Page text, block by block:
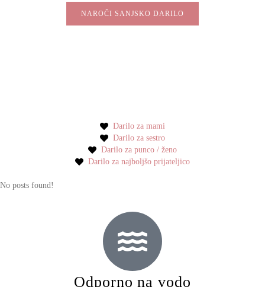
NAROČI SANJSKO DARILO
Darilo za mami
Darilo za sestro
Darilo za punco / ženo
Darilo za najboljšo prijateljico
No posts found!
Odporno na vodo